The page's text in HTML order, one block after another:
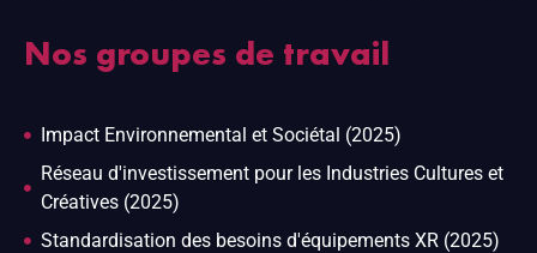
Nos groupes de travail
Impact Environnemental et Sociétal (2025)
Réseau d'investissement pour les Industries Cultures et
Créatives (2025)
Standardisation des besoins d'équipements XR (2025)